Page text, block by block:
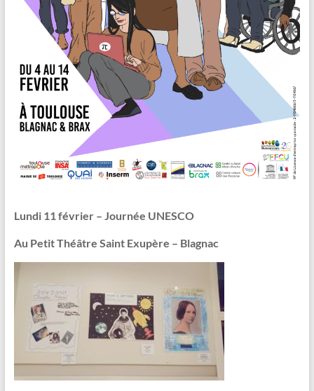
Lundi 11 février – Journée UNESCO
Au Petit Théâtre Saint Exupère – Blagnac